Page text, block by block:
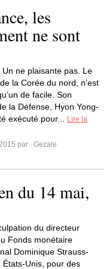
les
ne sont
Un ne plaisante pas. Le
la Corée du nord, n’est
de facile. Son
la Défense, Hyon Yong-
exécuté pour...
Lire la
par
Gezale
du 14 mai,
du directeur
Fonds monétaire
Dominique Strauss-
États-Unis, pour des